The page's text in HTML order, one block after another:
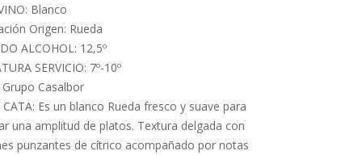
Blanco
Origen: Rueda
ALCOHOL: 12,5º
SERVICIO: 7º-10º
Grupo Casalbor
Es un blanco Rueda fresco y suave para
una amplitud de platos. Textura delgada con
punzantes de cítrico acompañado por notas